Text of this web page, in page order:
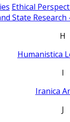
Ethical
State
H
Humanistica
I
Iranica
J